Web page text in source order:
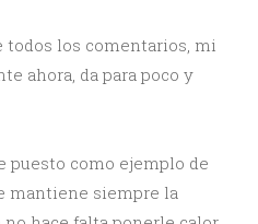
todos los comentarios, mi
ahora, da para poco y
puesto como ejemplo de
mantiene siempre la